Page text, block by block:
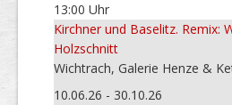
13:00 Uhr
Kirchner und Baselitz. Remix:
Holzschnitt
Wichtrach, Galerie Henze &
10.06.26 - 30.10.26